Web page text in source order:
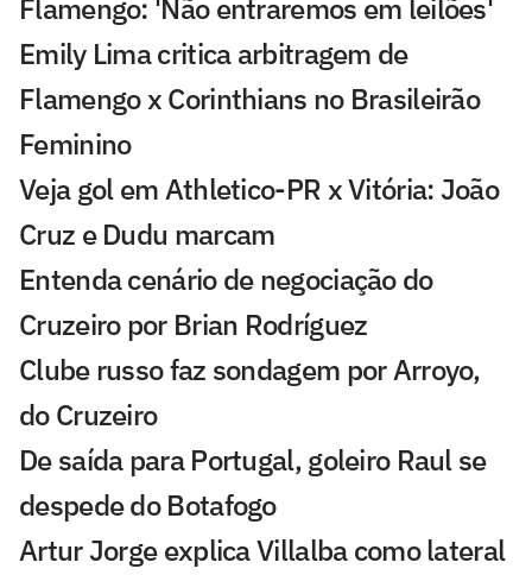
Flamengo: 'Não entraremos em leilões'
Emily Lima critica arbitragem de
Flamengo x Corinthians no Brasileirão
Feminino
Veja gol em Athletico-PR x Vitória: João
Cruz e Dudu marcam
Entenda cenário de negociação do
Cruzeiro por Brian Rodríguez
Clube russo faz sondagem por Arroyo,
do Cruzeiro
De saída para Portugal, goleiro Raul se
despede do Botafogo
Artur Jorge explica Villalba como lateral